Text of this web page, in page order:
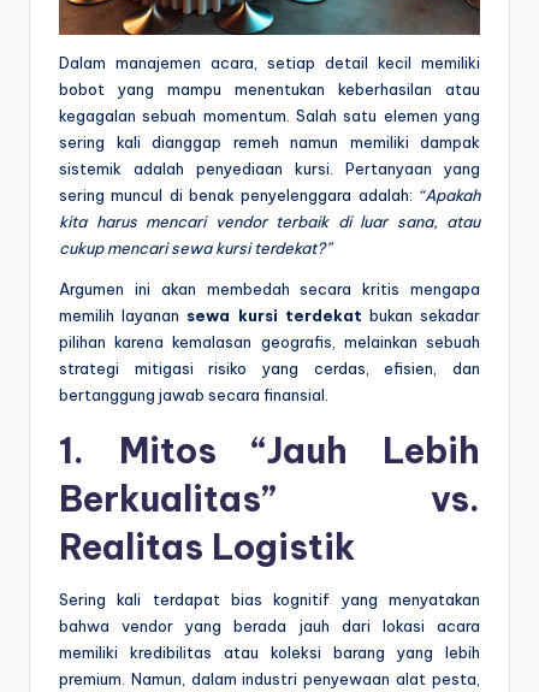
Dalam manajemen acara, setiap detail kecil memiliki
bobot yang mampu menentukan keberhasilan atau
kegagalan sebuah momentum. Salah satu elemen yang
sering kali dianggap remeh namun memiliki dampak
sistemik adalah penyediaan kursi. Pertanyaan yang
sering muncul di benak penyelenggara adalah: “Apakah
kita harus mencari vendor terbaik di luar sana, atau
cukup mencari sewa kursi terdekat?”
Argumen ini akan membedah secara kritis mengapa
memilih layanan sewa kursi terdekat bukan sekadar
pilihan karena kemalasan geografis, melainkan sebuah
strategi mitigasi risiko yang cerdas, efisien, dan
bertanggung jawab secara finansial.
1. Mitos “Jauh Lebih
Berkualitas” vs.
Realitas Logistik
Sering kali terdapat bias kognitif yang menyatakan
bahwa vendor yang berada jauh dari lokasi acara
memiliki kredibilitas atau koleksi barang yang lebih
premium. Namun, dalam industri penyewaan alat pesta,